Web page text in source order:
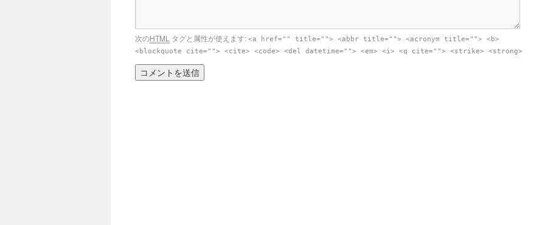
次のHTML タグと属性が使えます: <a href="" title=""> <abbr title=""> <acronym title=""> <b>
<blockquote cite=""> <cite> <code> <del datetime=""> <em> <i> <q cite=""> <strike> <strong>